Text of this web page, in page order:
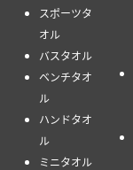
スポーツタ
オル
バスタオル
ベンチタオ
ル
ハンドタオ
ル
ミニタオル